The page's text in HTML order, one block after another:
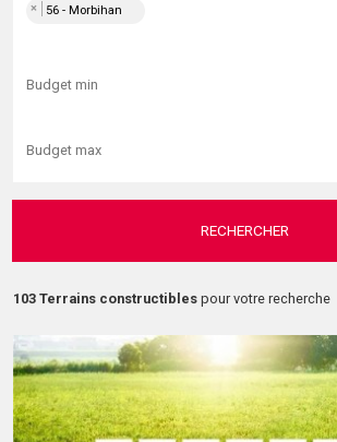
× 56 - Morbihan
RECHERCHER
103 Terrains constructibles pour votre recherche